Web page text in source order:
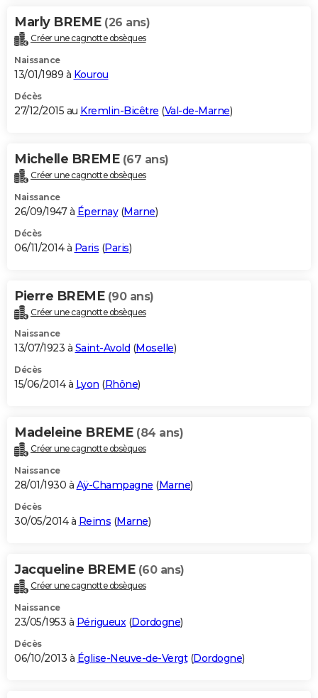
Marly BREME (26 ans)
Créer une cagnotte obsèques
Naissance
13/01/1989 à Kourou
Décès
27/12/2015 au Kremlin-Bicêtre (Val-de-Marne)
Michelle BREME (67 ans)
Créer une cagnotte obsèques
Naissance
26/09/1947 à Épernay(Marne)
Décès
06/11/2014 à Paris (Paris)
Pierre BREME (90 ans)
Créer une cagnotte obsèques
Naissance
13/07/1923 à Saint-Avold (Moselle)
Décès
15/06/2014 à Lyon (Rhône)
Madeleine BREME (84 ans)
Créer une cagnotte obsèques
Naissance
28/01/1930 à Aÿ-Champagne (Marne)
Décès
30/05/2014 à Reims (Marne)
Jacqueline BREME (60 ans)
Créer une cagnotte obsèques
Naissance
23/05/1953 à Périgueux(Dordogne)
Décès
06/10/2013 à Église-Neuve-de-Vergt(Dordogne)